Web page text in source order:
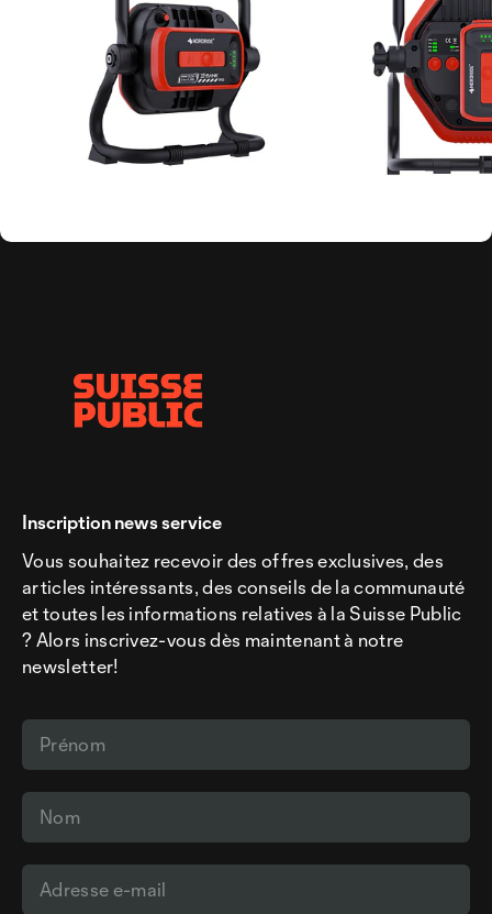
Inscription news service
Vous souhaitez recevoir des offres exclusives, des
articles intéressants, des conseils de la communauté
et toutes les informations relatives à la Suisse Public
? Alors inscrivez-vous dès maintenant à notre
newsletter!